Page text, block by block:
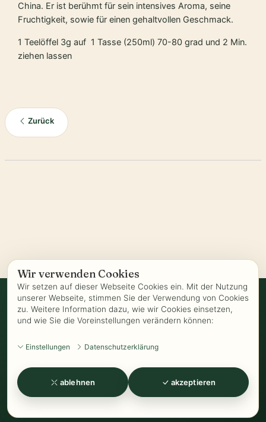
Wir verwenden Cookies
Wir setzen auf dieser Webseite Cookies ein. Mit der Nutzung
unserer Webseite, stimmen Sie der Verwendung von Cookies
zu. Weitere Information dazu, wie wir Cookies einsetzen,
und wie Sie die Voreinstellungen verändern können:
Einstellungen Datenschutzerklärung
ablehnen akzeptieren
China. Er ist berühmt für sein intensives Aroma, seine
Fruchtigkeit, sowie für einen gehaltvollen Geschmack.
1 Teelöffel 3g auf 1 Tasse (250ml) 70-80 grad und 2 Min.
ziehen lassen
Zurück
Vertrag widerrufen
AGB Biozertifizierung - Datenschutz
Widerrufsformular-Zahlung
www.Kathrins-Teeladen.de -www.Kathrins-Teeshop.de